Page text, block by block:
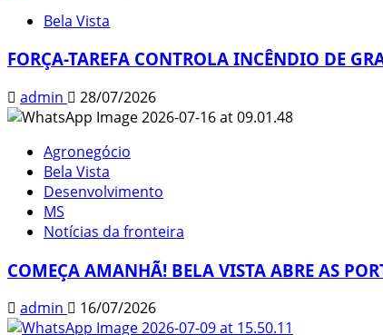
Bela Vista
FORÇA-TAREFA CONTROLA INCÊNDIO DE
admin 28/07/2026
Agronegócio
Bela Vista
Desenvolvimento
MS
Notícias da fronteira
COMEÇA AMANHÃ! BELA VISTA ABRE AS
admin 16/07/2026